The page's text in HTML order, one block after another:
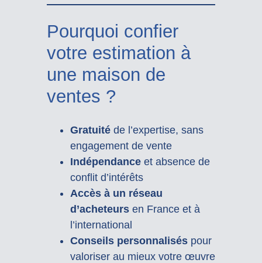
Pourquoi confier
votre estimation à
une maison de
ventes ?
Gratuitéde l’expertise, sans
engagement de vente
Indépendanceet absence de
conflit d’intérêts
Accès à un réseau
d’acheteursen France et à
l’international
Conseils personnaliséspour
valoriser au mieux votre œuvre